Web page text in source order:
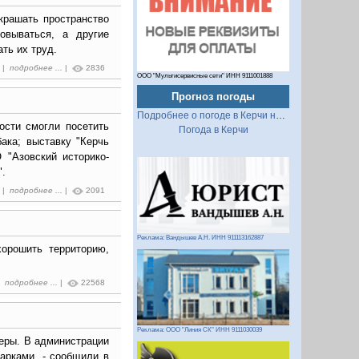
пространство
а другие
их труд.
| подробнее ... | 2836
смогли посетить
выставку "Керчь
историко-
| подробнее ... | 2091
территорию,
подробнее ... | 22568
В администрации
- сообщили в
ООО "Мультисервисные сети" ИНН 9111001888
Прогноз погоды
Подробнее о погоде в Керчи на 2 недели
Погода в Керчи
Реклама: Вандышев А.Н. ИНН 911113162887
Реклама: ООО "Линия СК" ИНН 9111030039